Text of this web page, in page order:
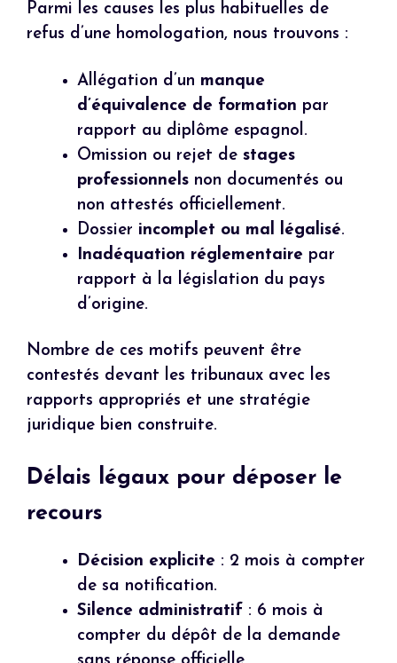
Parmi les causes les plus habituelles de
refus d’une homologation, nous trouvons :
Allégation d’un manque
d’équivalence de formation par
rapport au diplôme espagnol.
Omission ou rejet de stages
professionnels non documentés ou
non attestés officiellement.
Dossier incomplet ou mal légalisé.
Inadéquation réglementaire par
rapport à la législation du pays
d’origine.
Nombre de ces motifs peuvent être
contestés devant les tribunaux avec les
rapports appropriés et une stratégie
juridique bien construite.
Délais légaux pour déposer le
recours
Décision explicite : 2 mois à compter
de sa notification.
Silence administratif : 6 mois à
compter du dépôt de la demande